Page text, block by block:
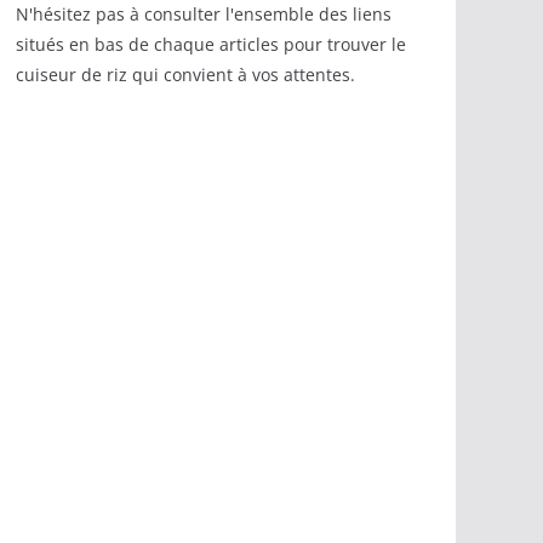
N'hésitez pas à consulter l'ensemble des liens
situés en bas de chaque articles pour trouver le
cuiseur de riz qui convient à vos attentes.